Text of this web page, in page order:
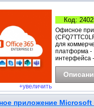
+увеличить
Код:
Офисное
для
платформа -
интерфейса
приложение Microsoft